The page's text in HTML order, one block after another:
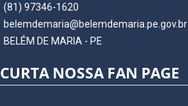
(81) 97346-1620
belemdemaria@belemdemaria.pe.gov.br
BELÉM DE MARIA - PE
CURTA NOSSA FAN PAGE